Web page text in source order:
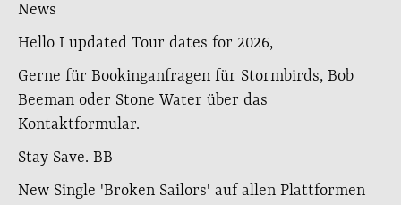
News
Hello I updated Tour dates for 2026,
Gerne für Bookinganfragen für Stormbirds, Bob
Beeman oder Stone Water über das
Kontaktformular.
Stay Save. BB
New Single 'Broken Sailors' auf allen Plattformen